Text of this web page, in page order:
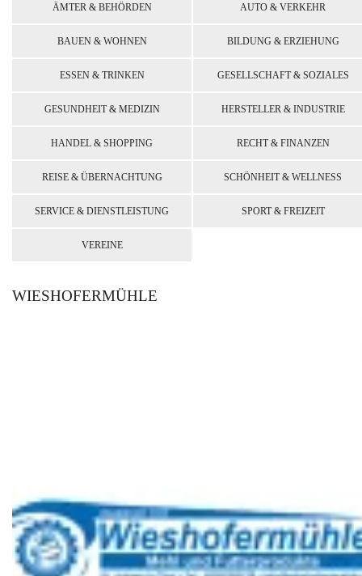
ÄMTER & BEHÖRDEN AUTO & VERKEHR
BAUEN & WOHNEN BILDUNG & ERZIEHUNG
ESSEN & TRINKEN GESELLSCHAFT & SOZIALES
GESUNDHEIT & MEDIZIN HERSTELLER & INDUSTRIE
HANDEL & SHOPPING RECHT & FINANZEN
REISE & ÜBERNACHTUNG SCHÖNHEIT & WELLNESS
SERVICE & DIENSTLEISTUNG SPORT & FREIZEIT
VEREINE
WIESHOFERMÜHLE